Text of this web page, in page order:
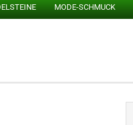
MODE-SCHMUCK